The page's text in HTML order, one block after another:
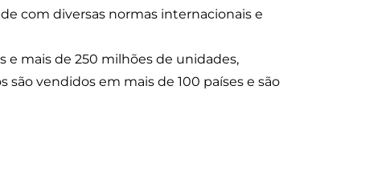
com diversas normas internacionais e
e mais de 250 milhões de unidades,
vendidos em mais de 100 países e são